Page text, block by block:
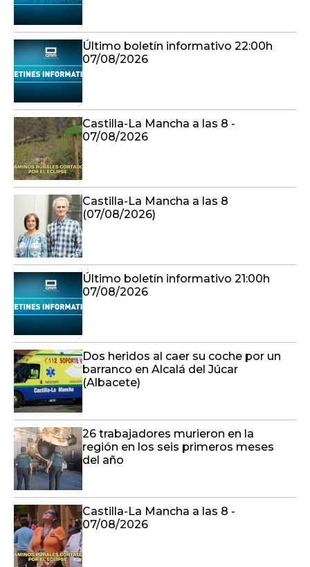
Último boletín informativo 22:00h
07/08/2026
Castilla-La Mancha a las 8 -
07/08/2026
Castilla-La Mancha a las 8
(07/08/2026)
Último boletín informativo 21:00h
07/08/2026
Dos heridos al caer su coche por un
barranco en Alcalá del Júcar
(Albacete)
26 trabajadores murieron en la
región en los seis primeros meses
del año
Castilla-La Mancha a las 8 -
07/08/2026